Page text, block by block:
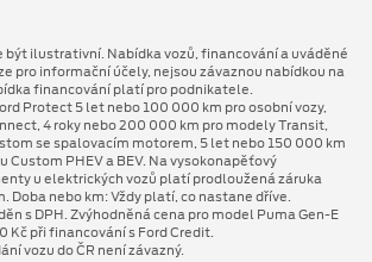
být ilustrativní. Nabídka vozů, financování a uváděné
pro informační účely, nejsou závaznou nabídkou na
financování platí pro podnikatele.
Protect 5 let nebo 100 000 km pro osobní vozy,
4 roky nebo 200 000 km pro modely Transit,
se spalovacím motorem, 5 let nebo 150 000 km
Custom PHEV a BEV. Na vysokonapěťový
u elektrických vozů platí prodloužená záruka
Doba nebo km: Vždy platí, co nastane dříve.
s DPH. Zvýhodněná cena pro model Puma Gen⁠-⁠E
Kč při financování s Ford Credit.
vozu do ČR není závazný.